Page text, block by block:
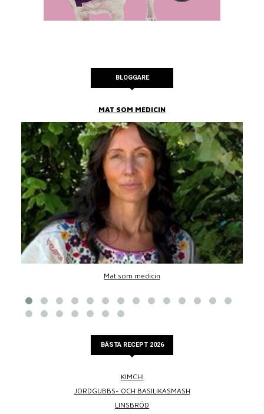
BLOGGARE
MAT SOM MEDICIN
Mat som medicin
BÄSTA RECEPT 2026
KIMCHI
JORDGUBBS- OCH BASILIKASMASH
LINSBRÖD